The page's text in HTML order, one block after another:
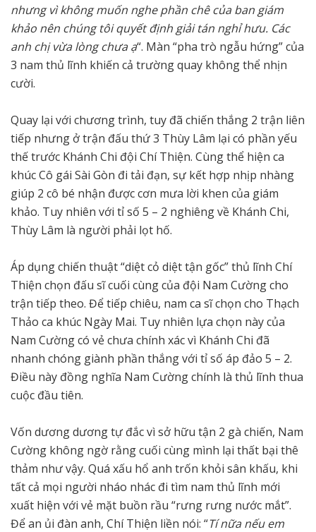
nhưng vì không muốn nghe phần chê của ban giám
khảo nên chúng tôi quyết định giải tán nghỉ hưu. Các
anh chị vừa lòng chưa ạ“. Màn “pha trò ngẫu hứng” của
3 nam thủ lĩnh khiến cả trường quay không thể nhịn
cười.
Quay lại với chương trình, tuy đã chiến thắng 2 trận liên
tiếp nhưng ở trận đấu thứ 3 Thùy Lâm lại có phần yếu
thế trước Khánh Chi đội Chí Thiện. Cùng thể hiện ca
khúc Cô gái Sài Gòn đi tải đạn, sự kết hợp nhịp nhàng
giúp 2 cô bé nhận được cơn mưa lời khen của giám
khảo. Tuy nhiên với tỉ số 5 – 2 nghiêng về Khánh Chi,
Thùy Lâm là người phải lọt hố.
Áp dụng chiến thuật “diệt cỏ diệt tận gốc” thủ lĩnh Chí
Thiện chọn đấu sĩ cuối cùng của đội Nam Cường cho
trận tiếp theo. Để tiếp chiêu, nam ca sĩ chọn cho Thạch
Thảo ca khúc Ngày Mai. Tuy nhiên lựa chọn này của
Nam Cường có vẻ chưa chính xác vì Khánh Chi đã
nhanh chóng giành phần thắng với tỉ số áp đảo 5 – 2.
Điều này đồng nghĩa Nam Cường chính là thủ lĩnh thua
cuộc đầu tiên.
Vốn dương dương tự đắc vì sở hữu tận 2 gà chiến, Nam
Cường không ngờ rằng cuối cùng mình lại thất bại thê
thảm như vậy. Quá xấu hổ anh trốn khỏi sân khấu, khi
tất cả mọi người nháo nhác đi tìm nam thủ lĩnh mới
xuất hiện với vẻ mặt buồn rầu “rưng rưng nước mắt”.
Để an ủi đàn anh, Chí Thiện liền nói: “Tí nữa nếu em